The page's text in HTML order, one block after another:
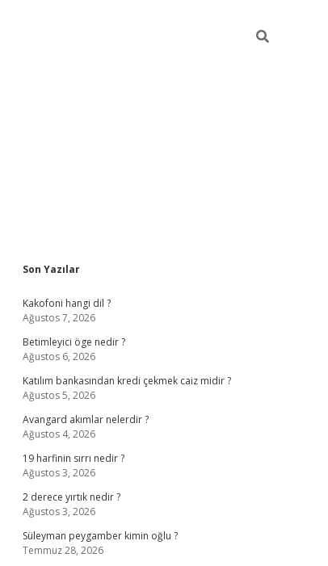
Sidebar
Son Yazılar
Kakofoni hangi dil ?
Ağustos 7, 2026
Betimleyici öge nedir ?
Ağustos 6, 2026
Katılım bankasından kredi çekmek caiz midir ?
Ağustos 5, 2026
Avangard akımlar nelerdir ?
Ağustos 4, 2026
19 harfinin sırrı nedir ?
Ağustos 3, 2026
2 derece yırtık nedir ?
Ağustos 3, 2026
Süleyman peygamber kimin oğlu ?
Temmuz 28, 2026